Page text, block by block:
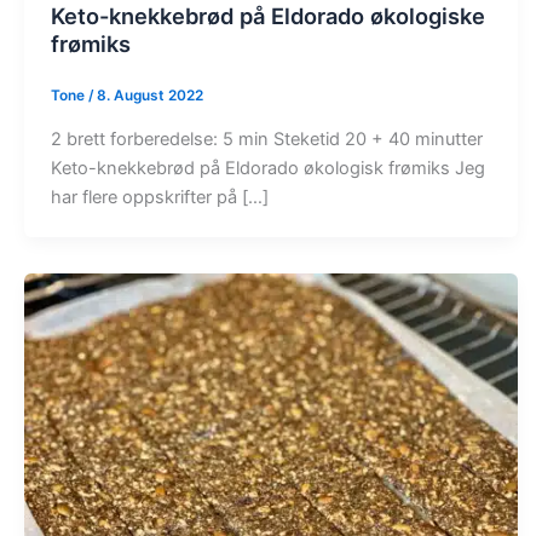
Keto-knekkebrød på Eldorado økologiske
frømiks
Tone /8. August 2022
2 brett forberedelse: 5 min Steketid 20 + 40 minutter
Keto-knekkebrød på Eldorado økologisk frømiks Jeg
har flere oppskrifter på […]